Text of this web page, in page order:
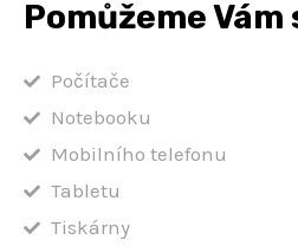
Pomůžeme
Počítače
Notebooku
Mobilního telefonu
Tabletu
Tiskárny